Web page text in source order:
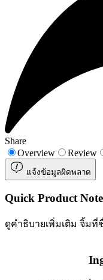
Share
Overview
Review
แจ้งข้อมูลผิดพลาด
Quick Product
ดูคำธิบายเพิ่มเติม จิ้มที่